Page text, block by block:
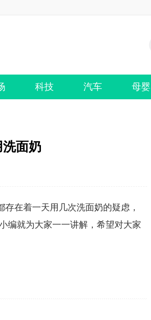
科技 汽车 母婴
面奶
在着一天用几次洗面奶的疑虑，
编就为大家一一讲解，希望对大家